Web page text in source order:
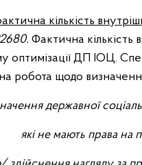
кількість
Фактична кількість
оптимізації ДП ІОЦ.
робота щодо
державної
які не мають права на